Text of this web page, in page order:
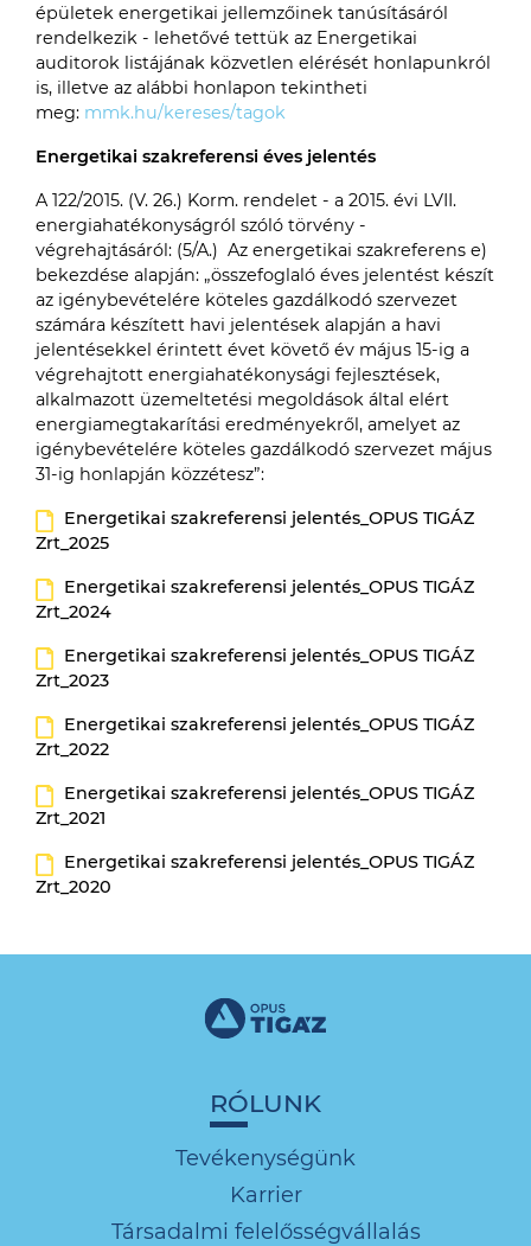
épületek energetikai jellemzőinek tanúsításáról
rendelkezik - lehetővé tettük az Energetikai
auditorok listájának közvetlen elérését honlapunkról
is, illetve az alábbi honlapon tekintheti
meg: mmk.hu/kereses/tagok
Energetikai szakreferensi éves jelentés
A 122/2015. (V. 26.) Korm. rendelet - a 2015. évi LVII.
energiahatékonyságról szóló törvény -
végrehajtásáról: (5/A.) Az energetikai szakreferens e)
bekezdése alapján: „összefoglaló éves jelentést készít
az igénybevételére köteles gazdálkodó szervezet
számára készített havi jelentések alapján a havi
jelentésekkel érintett évet követő év május 15-ig a
végrehajtott energiahatékonysági fejlesztések,
alkalmazott üzemeltetési megoldások által elért
energiamegtakarítási eredményekről, amelyet az
igénybevételére köteles gazdálkodó szervezet május
31-ig honlapján közzétesz”:
Energetikai szakreferensi jelentés_OPUS TIGÁZ
Zrt_2025
Energetikai szakreferensi jelentés_OPUS TIGÁZ
Zrt_2024
Energetikai szakreferensi jelentés_OPUS TIGÁZ
Zrt_2023
Energetikai szakreferensi jelentés_OPUS TIGÁZ
Zrt_2022
Energetikai szakreferensi jelentés_OPUS TIGÁZ
Zrt_2021
Energetikai szakreferensi jelentés_OPUS TIGÁZ
Zrt_2020
RÓLUNK
Tevékenységünk
Karrier
Társadalmi felelősségvállalás